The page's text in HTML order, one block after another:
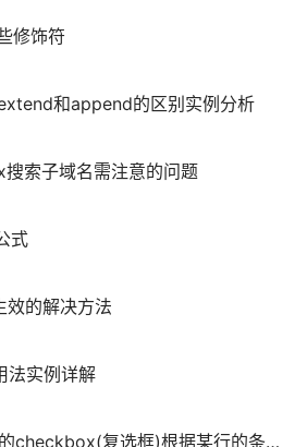
修饰符
和append的区别实例分析
索子域名需注意的问题
式
效的解决方法
法实例详解
复选框)根据某行的条件不能选中的解决方法